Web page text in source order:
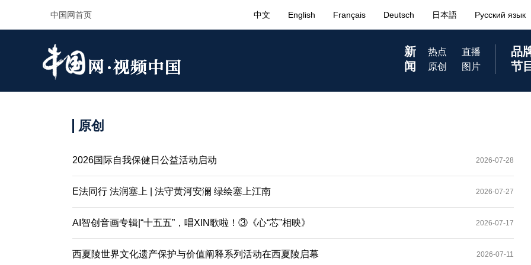
原创
2026国际自我保健日公益活动启动 2026-07-28
E法同行 法润塞上 | 法守黄河安澜 绿绘塞上江南 2026-07-27
AI智创音画专辑|“十五五”，唱XIN歌啦！③《心“芯”相映》 2026-07-17
西夏陵世界文化遗产保护与价值阐释系列活动在西夏陵启幕 2026-07-11